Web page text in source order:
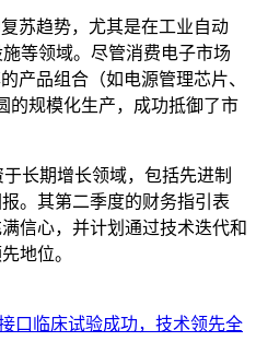
苏趋势，尤其是在工业自动
等领域。尽管消费电子市场
产品组合（如电源管理芯片、
的规模化生产，成功抵御了市
长期增长领域，包括先进制
。其第二季度的财务指引表
信心，并计划通过技术迭代和
地位。
口临床试验成功，技术领先全